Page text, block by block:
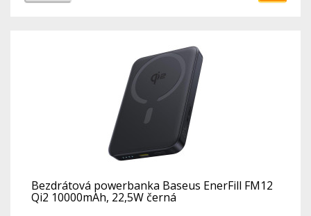
Bezdrátová powerbanka Baseus EnerFill FM12
Qi2 10000mAh, 22,5W černá